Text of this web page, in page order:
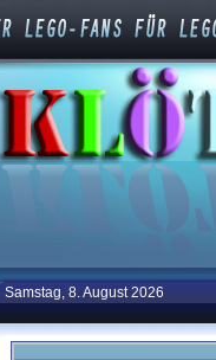
Samstag, 8. August 2026